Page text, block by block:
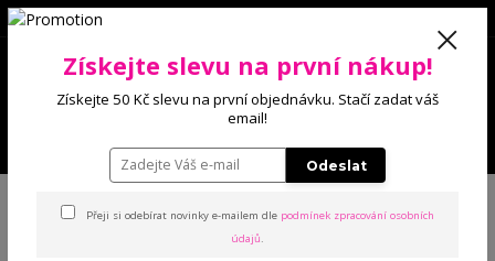
0 Kč
Získejte slevu na první nákup!
Získejte 50 Kč slevu na první objednávku. Stačí zadat váš
email!
Odeslat
Přeji si odebírat novinky e-mailem dle podmínek zpracování osobních
údajů.